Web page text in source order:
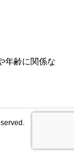
年齢に関係な